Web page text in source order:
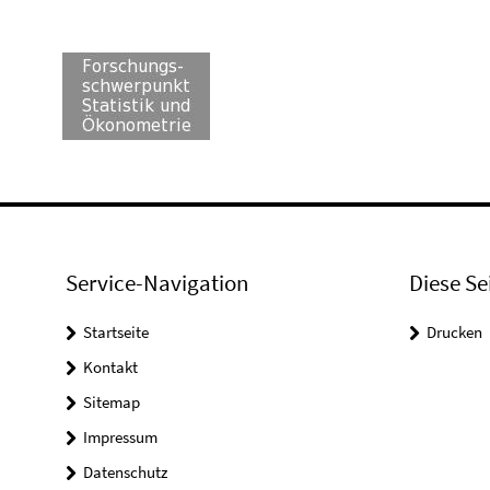
Service-Navigation
Startseite
Kontakt
Sitemap
Impressum
Datenschutz
Diese
Drucken